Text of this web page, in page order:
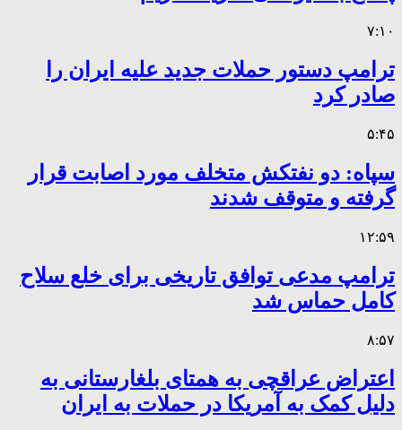
۷:۱۰
ترامپ دستور حملات جدید علیه ایران را
صادر کرد
۵:۴۵
سپاه: دو نفتکش متخلف مورد اصابت قرار
گرفته و متوقف شدند
۱۲:۵۹
ترامپ مدعی توافق تاریخی برای خلع سلاح
کامل حماس شد
۸:۵۷
اعتراض عراقچی به همتای بلغارستانی به
دلیل کمک به آمریکا در حملات به ایران